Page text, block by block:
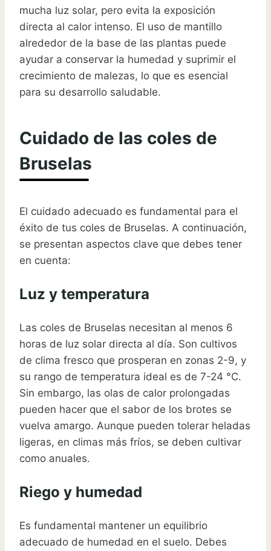
mucha luz solar, pero evita la exposición
directa al calor intenso. El uso de mantillo
alrededor de la base de las plantas puede
ayudar a conservar la humedad y suprimir el
crecimiento de malezas, lo que es esencial
para su desarrollo saludable.
Cuidado de las coles de
Bruselas
El cuidado adecuado es fundamental para el
éxito de tus coles de Bruselas. A continuación,
se presentan aspectos clave que debes tener
en cuenta:
Luz y temperatura
Las coles de Bruselas necesitan al menos 6
horas de luz solar directa al día. Son cultivos
de clima fresco que prosperan en zonas 2-9, y
su rango de temperatura ideal es de 7-24 °C.
Sin embargo, las olas de calor prolongadas
pueden hacer que el sabor de los brotes se
vuelva amargo. Aunque pueden tolerar heladas
ligeras, en climas más fríos, se deben cultivar
como anuales.
Riego y humedad
Es fundamental mantener un equilibrio
adecuado de humedad en el suelo. Debes